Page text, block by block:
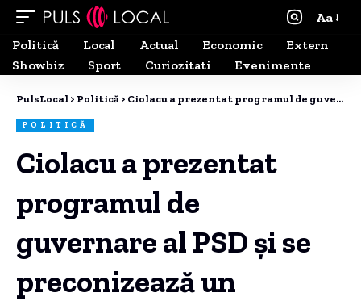
Aa
Politică
Local Actual Economic
Extern
Showbiz
Sport Curiozitati Evenimente
PulsLocal > Politică > Ciolacu a prezentat programul de guvernare al PSD și se preconizează un președinte provocator: „Uitați de terenurile confortabile de golf”
POLITICĂ
Ciolacu a prezentat
programul de
guvernare al PSD și se
preconizează un